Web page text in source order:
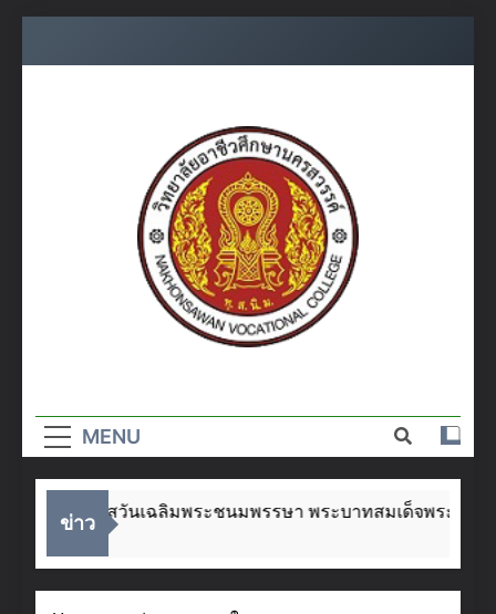
อาชีวศึกษา
นครสวรรค์
MENU
ข่าว
องในโอกาสวันเฉลิมพระชนมพรรษา พระบาทสมเด็จพระเจ้า